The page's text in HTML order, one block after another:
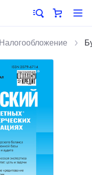
Налогообложение